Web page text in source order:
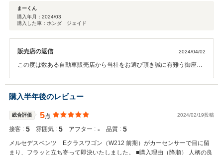
まーくん
購入年月： 2024/03
購入した車：ホンダ ジェイド
販売店の返信 2024/04/02
この度は数ある自動車販売店から当社をお選び頂き誠に有難う御座い
にうれしく思います。納車当日も遠方からお越し頂き有難う御座いま
した。今後もまーくん様のカーライフを全力でサポートさせて頂きま
購入半年後のレビュー
総合評価 5点 2024/02/19投稿
接客 : 5 雰囲気 : 5 アフター : ‐ 品質 : 5
メルセデスベンツ Eクラスワゴン（W212 前期）がカーセンサーで目に留
まり、フラッと立ち寄って即決いたしました。 ■購入理由（降順） 人柄の良